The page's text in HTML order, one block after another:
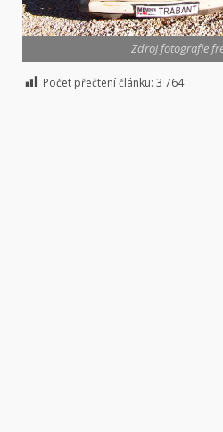
Zdroj fotografie
Počet přečtení článku: 3 764